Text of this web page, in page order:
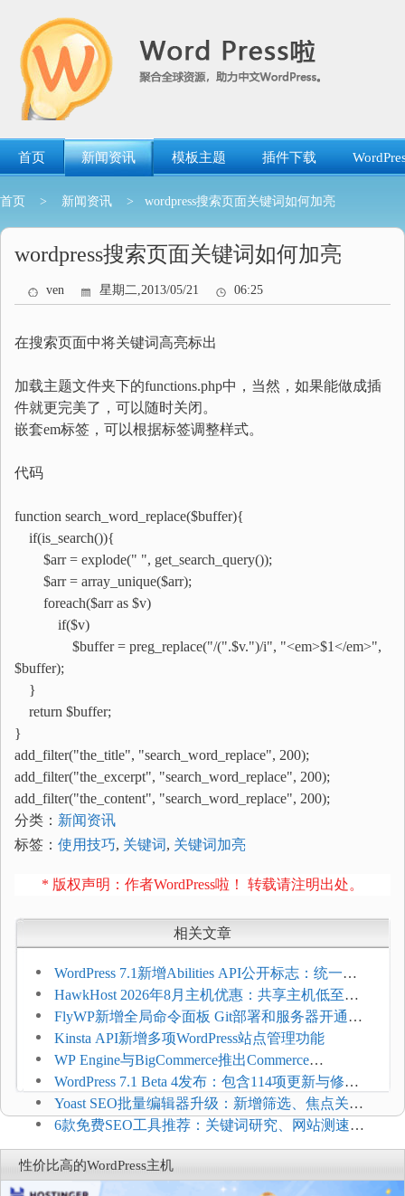
首页 新闻资讯 模板主题 插件下载
首页 > 新闻资讯 > wordpress搜索页面关键词如何加亮
wordpress搜索页面关键词如何加亮
ven 星期二,2013/05/21 06:25
在搜索页面中将关键词高亮标出
加载主题文件夹下的functions.php中，当然，如果能做成插
件就更完美了，可以随时关闭。
嵌套em标签，可以根据标签调整样式。
代码
function search_word_replace($buffer){
if(is_search()){
$arr = explode(" ", get_search_query());
$arr = array_unique($arr);
foreach($arr as $v)
if($v)
$buffer = preg_replace("/(".$v.")/i", "<em>$1</em>",
$buffer);
}
return $buffer;
}
add_filter("the_title", "search_word_replace", 200);
add_filter("the_excerpt", "search_word_replace", 200);
add_filter("the_content", "search_word_replace", 200);
分类： 新闻资讯
标签： 使用技巧, 关键词, 关键词加亮
* 版权声明：作者WordPress啦！ 转载请注明出处。
相关文章
WordPress 7.1新增Abilities API公开标志：统一支
持REST API、MCP与AI代理
HawkHost 2026年8月主机优惠：共享主机低至
$2.61/月，高性能主机同步折扣
FlyWP新增全局命令面板 Git部署和服务器开通更
方便
Kinsta API新增多项WordPress站点管理功能
WP Engine与BigCommerce推出Commerce
Connect：WordPress商店可保留前台体验并扩展电
商能力
WordPress 7.1 Beta 4发布：包含114项更新与修
复，仅建议在测试环境体验
Yoast SEO批量编辑器升级：新增筛选、焦点关键
词与AI元数据草稿
6款免费SEO工具推荐：关键词研究、网站测速与
AI可见度检查
性价比高的WordPress主机